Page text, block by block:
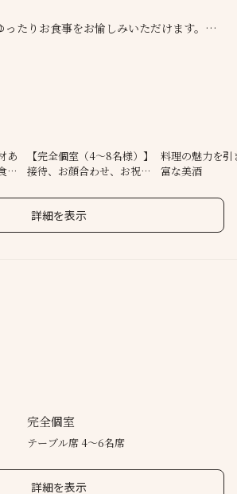
たりお食事をお愉しみいただけます。
あ
材
【完全個室（4～8名様）】
接待、お顔合わせ、お祝い
料理の魅力を引
富な美酒
詳細を表示
完全個室
テーブル席 4～6名席
詳細を表示